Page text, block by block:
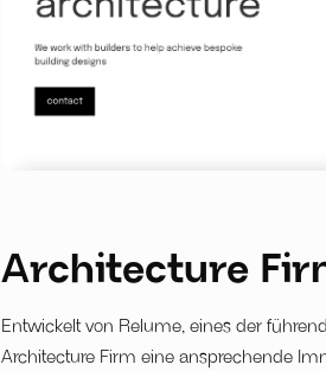
Architecture
Entwickelt von Relume, eines der
Architecture Firm eine ansprechende